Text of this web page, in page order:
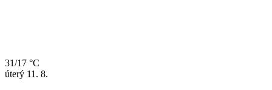
31/17 °C
úterý 11. 8.